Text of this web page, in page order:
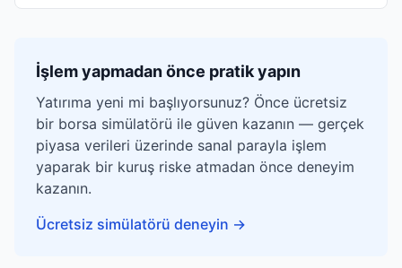
İşlem yapmadan önce pratik yapın
Yatırıma yeni mi başlıyorsunuz? Önce ücretsiz
bir borsa simülatörü ile güven kazanın — gerçek
piyasa verileri üzerinde sanal parayla işlem
yaparak bir kuruş riske atmadan önce deneyim
kazanın.
Ücretsiz simülatörü deneyin →